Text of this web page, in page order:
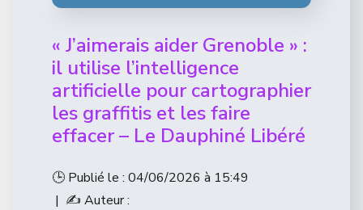
« J’aimerais aider Grenoble » :
il utilise l’intelligence
artificielle pour cartographier
les graffitis et les faire
effacer – Le Dauphiné Libéré
🕒 Publié le : 04/06/2026 à 15:49
| ✍️ Auteur :